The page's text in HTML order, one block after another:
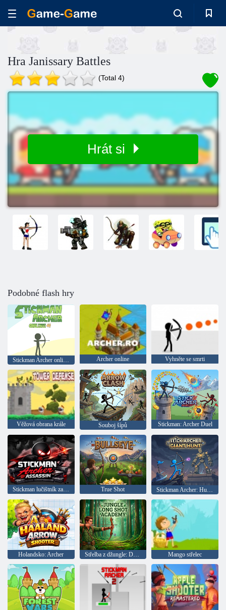
Hra Janissary Battles
(Total 4)
Hrát si
Podobné flash hry
Stickman Archer online 4 Archer online Vyhněte se smrti
Věžová obrana krále Souboj šípů Stickman: Archer Duel
Stickman lučištník zabiják True Shot Stickman Archer: Hunt for Giants
Holandsko: Archer Střelba z džungle: Dálkový záběr Mango střelec